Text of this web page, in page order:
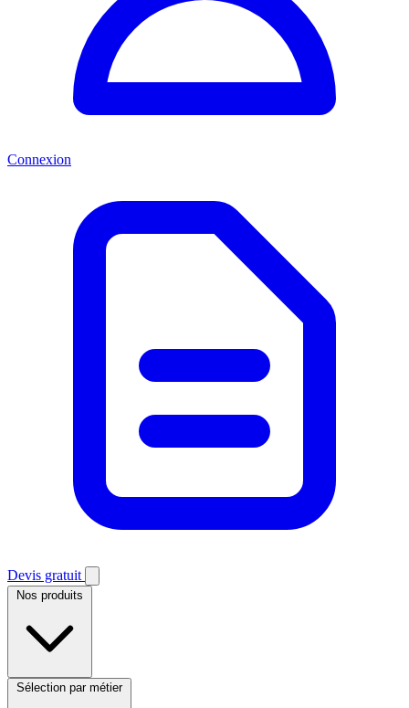
Connexion
Devis gratuit
Nos produits
Sélection par métier